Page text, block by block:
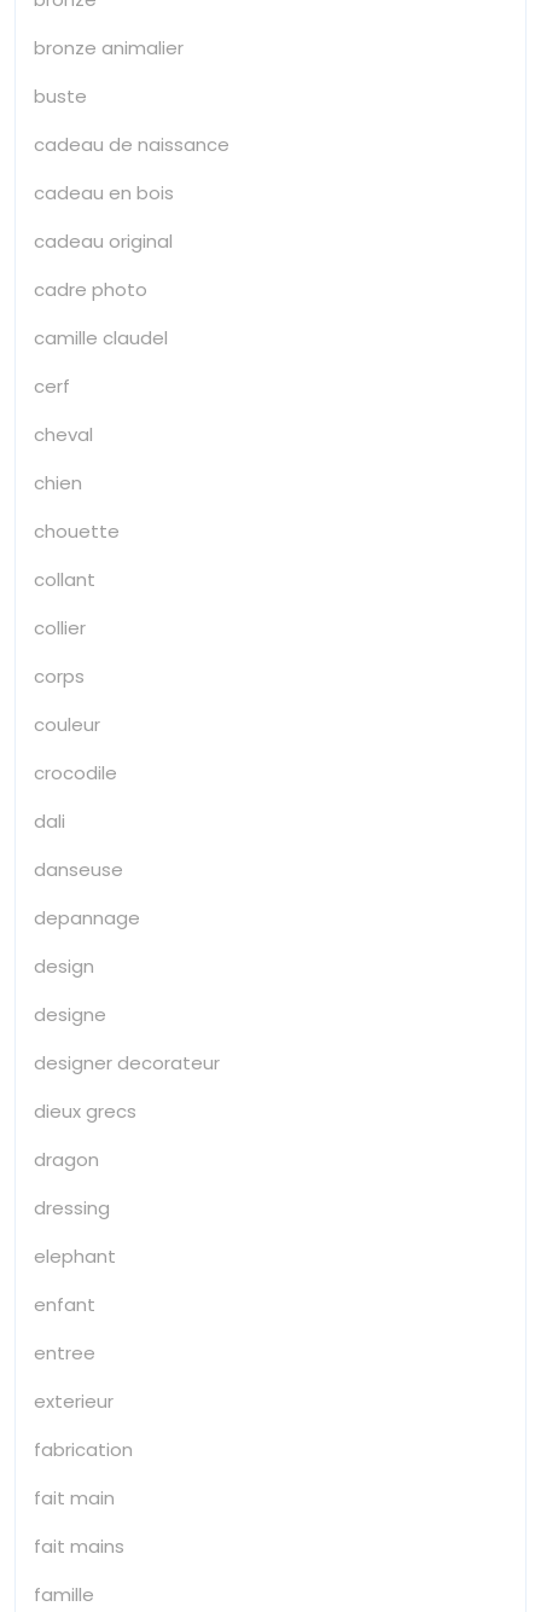
bronze animalier
buste
cadeau de naissance
cadeau en bois
cadeau original
cadre photo
camille claudel
cerf
cheval
chien
chouette
collant
collier
corps
couleur
crocodile
dali
danseuse
depannage
design
designe
designer decorateur
dieux grecs
dragon
dressing
elephant
enfant
entree
exterieur
fabrication
fait main
fait mains
famille